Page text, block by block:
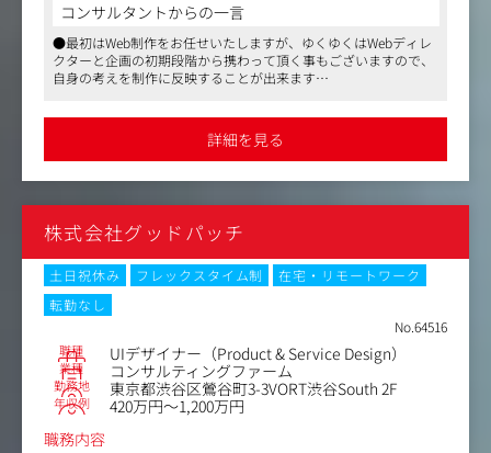
＜具体的なお仕事＞
・HP、LP、ECサイトのWebデザイン
・Webサイトのコーディング
※JavaScript、PHP、CMS(Wordpress)の構築ができる方
コンサルタントからの一言
●最初はWeb制作をお任せいたしますが、ゆくゆくはWebディレ
クターと企画の初期段階から携わって頂く事もございますので、
自身の考えを制作に反映することが出来ます
の制作に携わっていただける方をお待ちしております
●案件は既にお取引しているお客様からの依頼ですので、無理な
納期で進めるといった事はありません。毎週水曜にノー残業デー
を設けるなど、働き方改革も積極的に行っておりますので、仕事
す
詳細を見る
株式会社グッドパッチ
土日祝休み フレックスタイム制
在宅・リモートワーク
転勤なし
No.64516
職種 UIデザイナー（Product & Service Design）
業種 コンサルティングファーム
勤務地 東京都渋谷区鶯谷町3-3VORT渋谷South 2F
年収例
420万円～1,200万円
職務内容